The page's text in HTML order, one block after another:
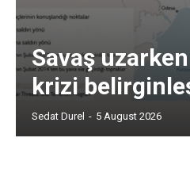
Savaş uzarken
krizi
Sedat Durel - 5 August 2026